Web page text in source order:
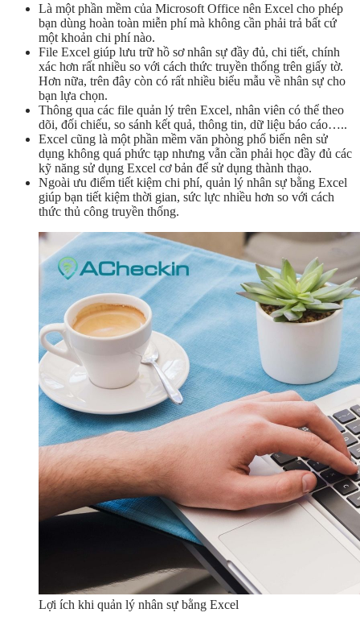
Là một phần mềm của Microsoft Office nên Excel cho phép
bạn dùng hoàn toàn miễn phí mà không cần phải trả bất cứ
một khoản chi phí nào.
File Excel giúp lưu trữ hồ sơ nhân sự đầy đủ, chi tiết, chính
xác hơn rất nhiều so với cách thức truyền thống trên giấy tờ.
Hơn nữa, trên đây còn có rất nhiều biểu mẫu về nhân sự cho
bạn lựa chọn.
Thông qua các file quản lý trên Excel, nhân viên có thể theo
dõi, đối chiếu, so sánh kết quả, thông tin, dữ liệu báo cáo…..
Excel cũng là một phần mềm văn phòng phổ biến nên sử
dụng không quá phức tạp nhưng vẫn cần phải học đầy đủ các
kỹ năng sử dụng Excel cơ bản để sử dụng thành thạo.
Ngoài ưu điểm tiết kiệm chi phí, quản lý nhân sự bằng Excel
giúp bạn tiết kiệm thời gian, sức lực nhiều hơn so với cách
thức thủ công truyền thống.
Lợi ích khi quản lý nhân sự bằng Excel